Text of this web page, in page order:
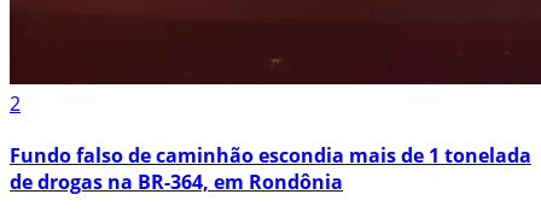
2
Fundo falso de caminhão escondia mais de 1 tonelada
de drogas na BR-364, em Rondônia